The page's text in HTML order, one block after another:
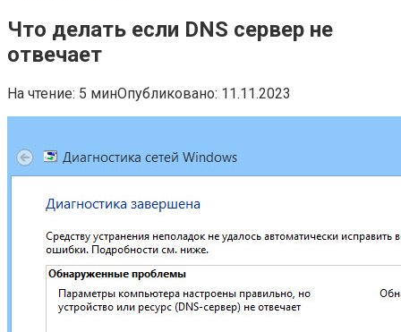
Что делать если DNS сервер не
отвечает
На чтение: 5 минОпубликовано: 11.11.2023